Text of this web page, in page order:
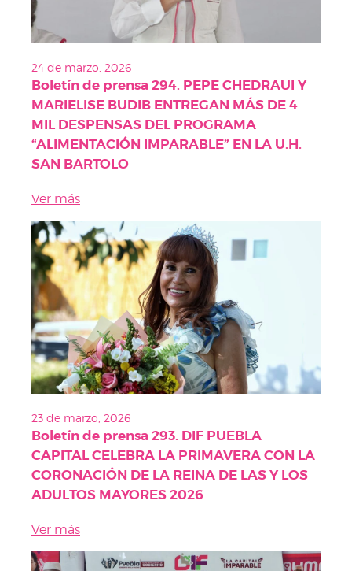
24 de marzo, 2026
Boletín de prensa 294. PEPE CHEDRAUI Y
MARIELISE BUDIB ENTREGAN MÁS DE 4
MIL DESPENSAS DEL PROGRAMA
“ALIMENTACIÓN IMPARABLE” EN LA U.H.
SAN BARTOLO
Ver más
23 de marzo, 2026
Boletín de prensa 293. DIF PUEBLA
CAPITAL CELEBRA LA PRIMAVERA CON LA
CORONACIÓN DE LA REINA DE LAS Y LOS
ADULTOS MAYORES 2026
Ver más